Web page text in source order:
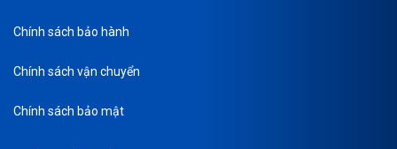
Chính sách bảo hành
Chính sách vận chuyển
Chính sách bảo mật